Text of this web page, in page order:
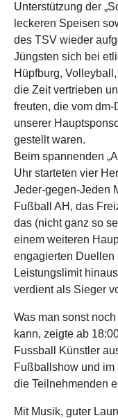
Unterstützung der
leckeren Speisen
des TSV wieder
Jüngsten sich bei
Hüpfburg,
die Zeit vertrieben
freuten, die vom
unserer
gestellt waren.
Beim spannenden
Uhr starteten vier
Jeder-gegen-Jeden
Fußball AH, das
das (nicht ganz so
einem weiteren
engagierten Duellen
Leistungslimit
verdient als Sieger
Was man sonst
kann, zeigte ab
Fussball Künstler
Fußballshow und
die Teilnehmenden
Mit Musik, guter